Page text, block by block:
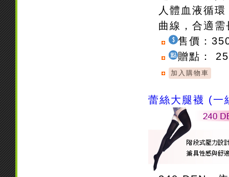
人體血液循
曲線，合適
售價：
贈點：
蕾絲大腿襪 (一